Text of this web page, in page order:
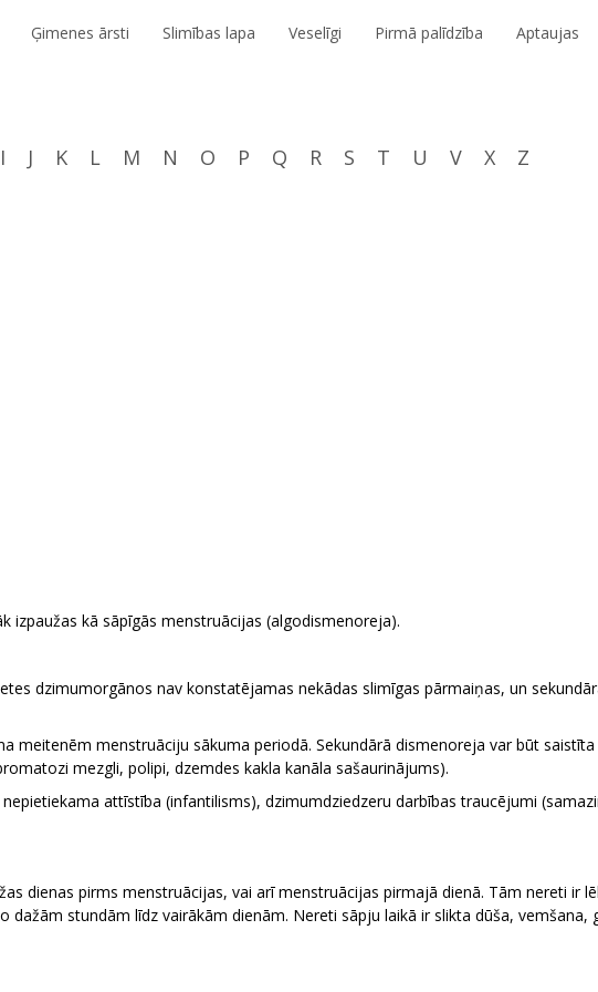
Ģimenes ārsti Slimības lapa Veselīgi Pirmā palīdzība Aptaujas
I J K L M N O P Q R S T U V X Z
izpaužas kā sāpīgās menstruācijas (algodismenoreja).
dzimumorgānos nav konstatējamas nekādas slimīgas pārmaiņas, un
meitenēm menstruāciju sākuma periodā. Sekundārā dismenoreja var būt
mezgli, polipi, dzemdes kakla kanāla sašaurinājums).
attīstība (infantilisms), dzimumdziedzeru darbības traucējumi
dienas pirms menstruācijas, vai arī menstruācijas pirmajā dienā. Tām nereti ir
dažām stundām līdz vairākām dienām. Nereti sāpju laikā ir slikta dūša, vemšana,